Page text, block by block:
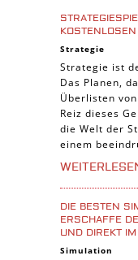
Strategie
Strategie ist
Das Planen,
Überlisten
Reiz dieses
die Welt der
einem
DIE BESTEN
ERSCHAFFE
UND DIREKT
Simulation